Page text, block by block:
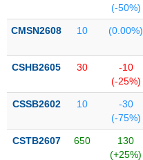
(-50%)
CMSN2608 10 (0.00%)
CSHB2605 30
-10
(-25%)
CSSB2602 10
-30
(-75%)
CSTB2607 650
130
(+25%)
TRUYỀN
THÔNG
TIỆN